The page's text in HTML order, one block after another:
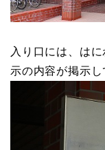
入り口には、は
示の内容が掲示し